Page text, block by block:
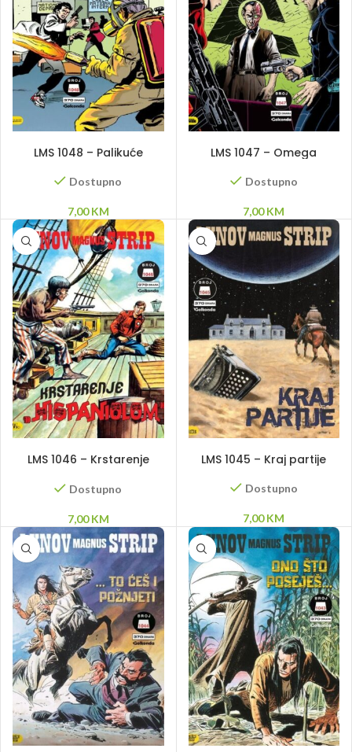
LMS 1048 – Palikuće
Dostupno
7,00KM
LMS 1047 – Omega
Dostupno
7,00KM
LMS 1046 – Krstarenje
Dostupno
7,00KM
LMS 1045 – Kraj partije
Dostupno
7,00KM